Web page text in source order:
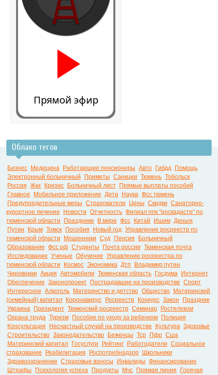
Прямой эфир
Облако тегов
Бизнес Медицина Работающие пенсионеры Авто Гибдд
Помощь
Электронный больничный
Приметы Санкции Тюмень Тобольск
Россия Жкх Кризис Больничный лист
Прямые выплаты пособий
Главное
Мобильное приложение Дети Наука Фсс тюмень
Предупредительные меры Страхователи Цены Скидки Санаторно-
курортное лечение
Новости Отчетность Филиал ппк "роскадастр" по
тюменской области
Праздники В мире Фсс Китай Ишим Деньги
Путин
Крым Томск Пособия Новый год Управление росреестр по
тюменской области
Мошенники Суд Пенсия
Больничный
Образование Фсс рф Студенты Почта россии Тюменская почта
Исследование Ученые Обучение Управление росреестра по
тюменской области
Космос Экономика Дтп
Владимир путин
Чиновники Акция Автомобили Тюменская область Госдума
Интернет
Обеспечение Законопроект Пострадавшие на производстве Спорт
Интересное Алкоголь Материнство и детство Общество
Материнский
(семейный) капитал
Коронавирус Росреестр Конкурс Закон
Праздник
Украина
Президент Тюменский росреестр Семинар
Ростелеком
Охрана труда Туризм Пособие по уходу за ребенком
Полиция
Консультация
Несчастный случай на производстве Культура Здоровье
Строительство Законодательство Беженцы Тср Пфр Сша
Материнский капитал
Госуслуги Рейтинг Работодатели Социальное
страхование
Реабилитация Роспотребнадзор
Школьники
Здравоохранение Страховые взносы Инвалиды Финансирование
Штрафы
Психология успеха Продукты Мчс Прямая линия
Горячая